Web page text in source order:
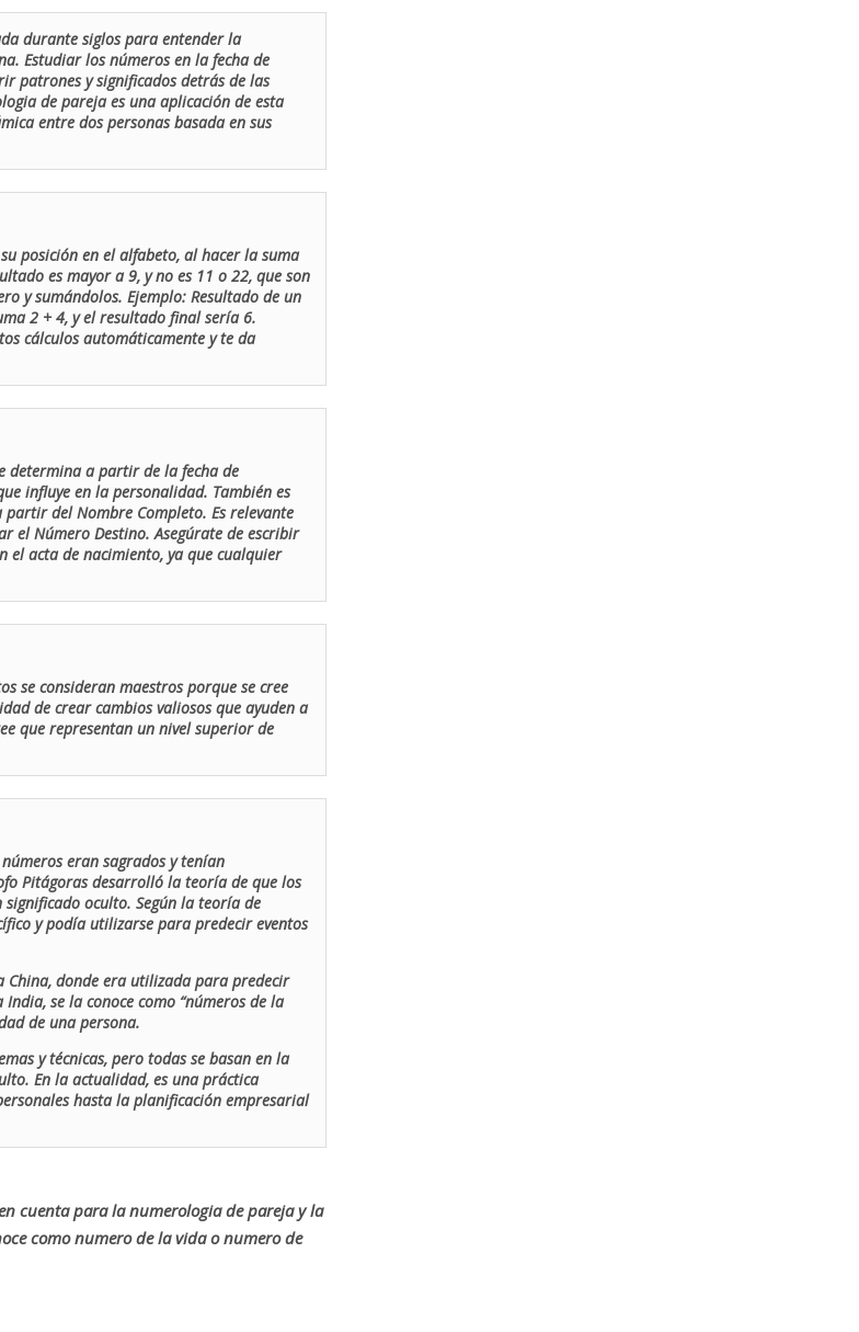
durante siglos para entender la
Estudiar los números en la fecha de
patrones y significados detrás de las
de pareja es una aplicación de esta
entre dos personas basada en sus
posición en el alfabeto, al hacer la suma
es mayor a 9, y no es 11 o 22, que son
y sumándolos. Ejemplo: Resultado de un
2 + 4, y el resultado final sería 6.
cálculos automáticamente y te da
determina a partir de la fecha de
influye en la personalidad. También es
del Nombre Completo. Es relevante
el Número Destino. Asegúrate de escribir
el acta de nacimiento, ya que cualquier
se consideran maestros porque se cree
de crear cambios valiosos que ayuden a
que representan un nivel superior de
eran sagrados y tenían
Pitágoras desarrolló la teoría de que los
oculto. Según la teoría de
y podía utilizarse para predecir eventos
donde era utilizada para predecir
se la conoce como “números de la
de una persona.
y técnicas, pero todas se basan en la
En la actualidad, es una práctica
hasta la planificación empresarial
cuenta para la numerologia de pareja y la
como numero de la vida o numero de